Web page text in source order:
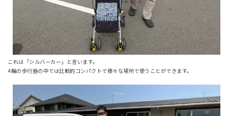
これは「シルバーカー」と言います。
4輪の歩行器の中では比較的コンパクトで様々な場所で使うことができます。